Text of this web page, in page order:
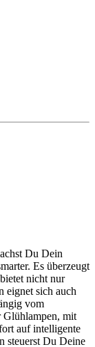
Du Dein
Es überzeugt
nicht nur
eignet sich auch
vom
Glühlampen, mit
auf intelligente
steuerst Du Deine